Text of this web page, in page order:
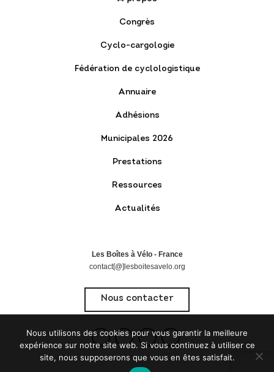
Congrès
Cyclo-cargologie
Fédération de cyclologistique
Annuaire
Adhésions
Municipales 2026
Prestations
Ressources
Actualités
Les Boîtes à Vélo - France
contact[@]lesboitesavelo.org
Nous contacter
Nous utilisons des cookies pour vous garantir la meilleure
expérience sur notre site web. Si vous continuez à utiliser ce
site, nous supposerons que vous en êtes satisfait.